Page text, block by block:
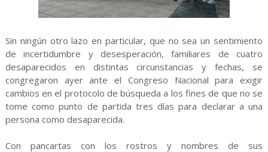
Sin ningún otro lazo en particular, que no sea un sentimiento
de incertidumbre y desesperación, familiares de cuatro
desaparecidos en distintas circunstancias y fechas, se
congregaron ayer ante el Congreso Nacional para exigir
cambios en el protocolo de búsqueda a los fines de que no se
tome como punto de partida tres días para declarar a una
persona como desaparecida.
Con pancartas con los rostros y nombres de sus